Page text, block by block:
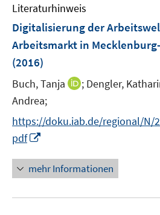
Literaturhinweis
Digitalisierung der
Arbeitsmarkt in
(2016)
Buch, Tanja
I
e
e
m
e
; Dengler,
Andrea;
https://doku.iab.de/regional/N/
pdf
n
e
u
mehr Informationen